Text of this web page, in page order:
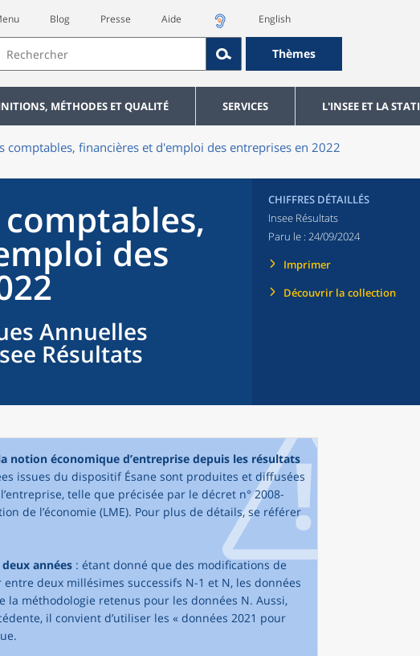
Blog Presse Aide English
Thèmes
MÉTHODES ET QUALITÉ SERVICES L'INSEE ET LA
comptables, financières et d'emploi des entreprises en 2022
des
Annuelles
Résultats
CHIFFRES DÉTAILLÉS
Insee Résultats
Paru le : 24/09/2024
Imprimer
Découvrir la collection
notion économique d’entreprise depuis les résultats
issues du dispositif Ésane sont produites et diffusées
telle que précisée par le décret n° 2008-
de l’économie (LME). Pour plus de détails, se référer
années : étant donné que des modifications de
deux millésimes successifs N-1 et N, les données
la méthodologie retenus pour les données N. Aussi,
il convient d’utiliser les « données 2021 pour